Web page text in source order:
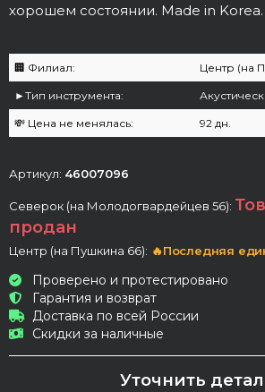
хорошем состоянии. Made in Korea.
🏢 Филиал: Центр (на
►Тип инструмента:
💸 Цена не менялась: 92 дн.
Артикул: 46007096
Северок (на Молодогвардейцев 56):
продан
Центр (на Пушкина 66): 🔥Последняя
Проверено и протестировано
Гарантия и возврат
Доставка по всей России
Скидки за наличные
Уточнить